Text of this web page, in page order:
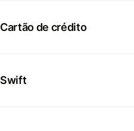
Cartão de crédito
Swift